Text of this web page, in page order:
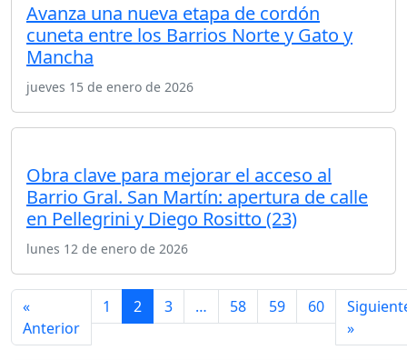
Avanza una nueva etapa de cordón
cuneta entre los Barrios Norte y Gato y
Mancha
jueves 15 de enero de 2026
Obra clave para mejorar el acceso al
Barrio Gral. San Martín: apertura de calle
en Pellegrini y Diego Rositto (23)
lunes 12 de enero de 2026
«
Anterior
1 2 3 … 58 59 60
»